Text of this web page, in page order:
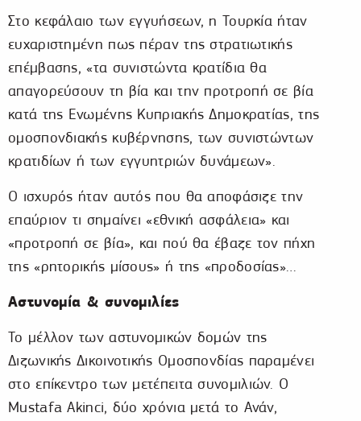
Στο κεφάλαιο των εγγυήσεων, η Τουρκία ήταν
ευχαριστημένη πως πέραν της στρατιωτικής
επέμβασης, «τα συνιστώντα κρατίδια θα
απαγορεύσουν τη βία και την προτροπή σε βία
κατά της Ενωμένης Κυπριακής Δημοκρατίας, της
ομοσπονδιακής κυβέρνησης, των συνιστώντων
κρατιδίων ή των εγγυητριών δυνάμεων».
Ο ισχυρός ήταν αυτός που θα αποφάσιζε την
επαύριον τι σημαίνει «εθνική ασφάλεια» και
«προτροπή σε βία», και πού θα έβαζε τον πήχη
της «ρητορικής μίσους» ή της «προδοσίας»…
Αστυνομία & συνομιλίες
Το μέλλον των αστυνομικών δομών της
Διζωνικής Δικοινοτικής Ομοσπονδίας παραμένει
στο επίκεντρο των μετέπειτα συνομιλιών. Ο
Mustafa Akinci, δύο χρόνια μετά το Ανάν,